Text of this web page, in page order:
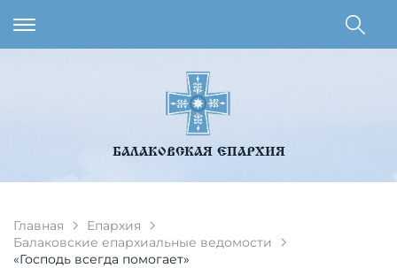
БАЛАКОВСКАЯ ЕПАРХИЯ
Главная
Епархия
Балаковские епархиальные ведомости
«Господь всегда помогает»